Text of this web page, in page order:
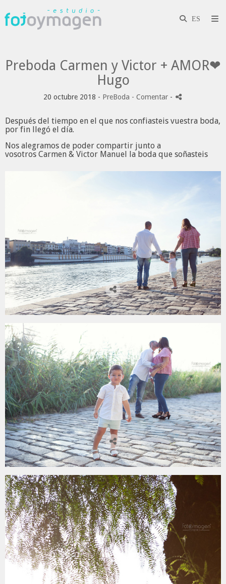
Preboda Carmen y Victor + AMOR❤
Hugo
20 octubre 2018 - PreBoda - Comentar -
Después del tiempo en el que nos confiasteis vuestra boda,
por fin llegó el día.
Nos alegramos de poder compartir junto a
vosotros Carmen & Victor Manuel la boda que soñasteis